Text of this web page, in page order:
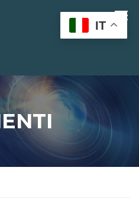
IT